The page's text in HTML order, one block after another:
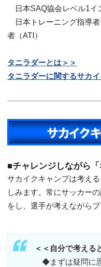
日本SAQ協会レベル1イ
日本トレーニング指導
者（ATI）
タニラダーとは＞＞
タニラダーに関するサカ
■チャレンジしながら
サカイクキャンプは考え
しみます。常にサッカー
をし、選手が考えながら
＜＜自分で考える
◆まずは疑問に